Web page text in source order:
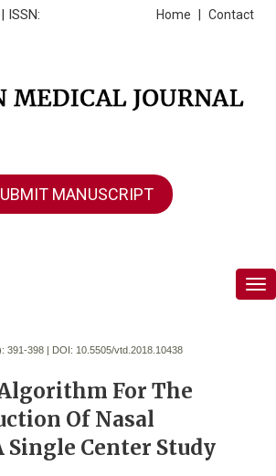
ISSN:
Contact
Home
MANUSCRIPT
391-398 | DOI: 10.5505/vtd.2018.10438
For The
Of Nasal
Single Center Study